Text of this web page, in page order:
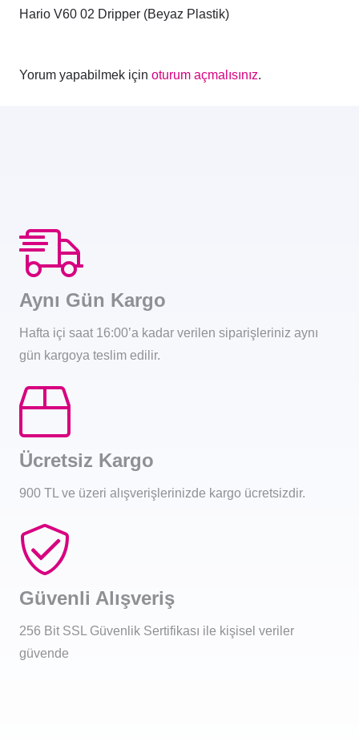
Hario V60 02 Dripper (Beyaz Plastik)
Yorum yapabilmek için oturum açmalısınız.
Aynı Gün Kargo
Hafta içi saat 16:00’a kadar verilen siparişleriniz aynı
gün kargoya teslim edilir.
Ücretsiz Kargo
900 TL ve üzeri alışverişlerinizde kargo ücretsizdir.
Güvenli Alışveriş
256 Bit SSL Güvenlik Sertifikası ile kişisel veriler
güvende